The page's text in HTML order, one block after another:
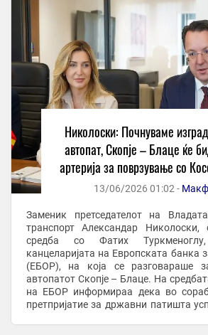
Николоски: Почнуваме
автопат, Скопје – Блаце ќе
артерија за поврзување со
Гора
13/06/2026 01:02 -
Заменик претседателот на
транспорт Александар Николоски,
средба со Фатих
канцеларијата на Европската банка
(ЕБОР), на која се разговараше
автопатот Скопје – Блаце. На средбата, претставниците
на ЕБОР информираа дека во
претпријатие за државни патишта